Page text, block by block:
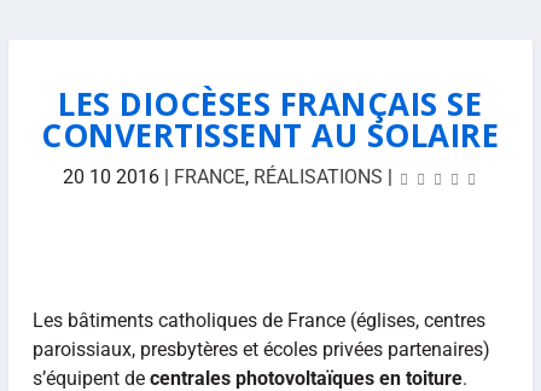
LES DIOCÈSES FRANÇAIS SE
CONVERTISSENT AU SOLAIRE
20 10 2016 | FRANCE, RÉALISATIONS |
Les bâtiments catholiques de France (églises, centres
paroissiaux, presbytères et écoles privées partenaires)
s’équipent de centrales photovoltaïques en toiture.